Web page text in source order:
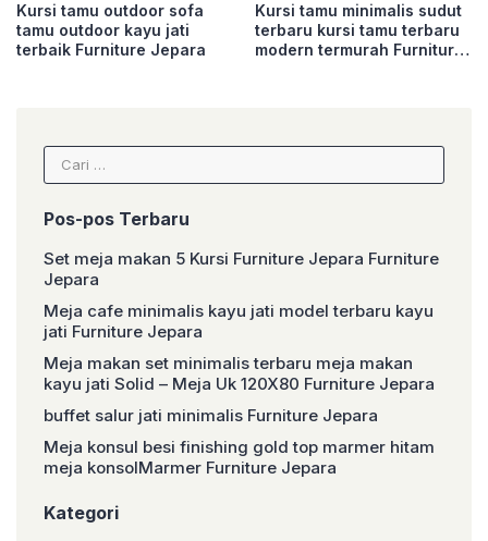
Kursi tamu outdoor sofa
tamu outdoor kayu jati
terbaik Furniture Jepara
Kursi tamu minimalis sudut
terbaru kursi tamu terbaru
modern termurah Furniture
Cari
untuk:
Pos-pos Terbaru
Set meja makan 5 Kursi Furniture Jepara Furniture
Jepara
Meja cafe minimalis kayu jati model terbaru kayu
jati Furniture Jepara
Meja makan set minimalis terbaru meja makan
kayu jati Solid – Meja Uk 120X80 Furniture Jepara
buffet salur jati minimalis Furniture Jepara
Meja konsul besi finishing gold top marmer hitam
meja konsolMarmer Furniture Jepara
Kategori